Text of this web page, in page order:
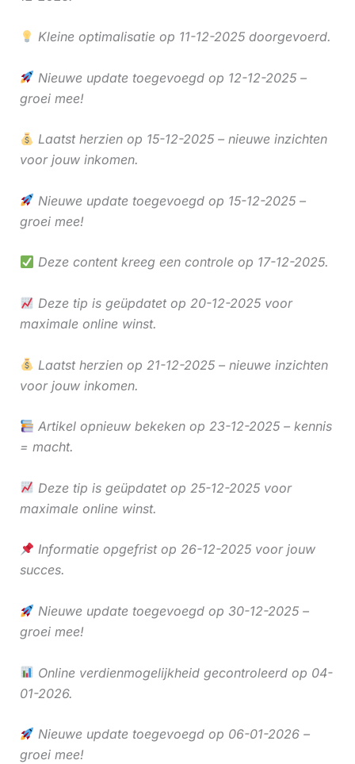
Kleine optimalisatie op 11-12-2025 doorgevoerd.
Nieuwe update toegevoegd op 12-12-2025 –
groei mee!
Laatst herzien op 15-12-2025 – nieuwe inzichten
voor jouw inkomen.
Nieuwe update toegevoegd op 15-12-2025 –
groei mee!
Deze content kreeg een controle op 17-12-2025.
Deze tip is geüpdatet op 20-12-2025 voor
maximale online winst.
Laatst herzien op 21-12-2025 – nieuwe inzichten
voor jouw inkomen.
Artikel opnieuw bekeken op 23-12-2025 – kennis
= macht.
Deze tip is geüpdatet op 25-12-2025 voor
maximale online winst.
Informatie opgefrist op 26-12-2025 voor jouw
succes.
Nieuwe update toegevoegd op 30-12-2025 –
groei mee!
Online verdienmogelijkheid gecontroleerd op 04-
01-2026.
Nieuwe update toegevoegd op 06-01-2026 –
groei mee!